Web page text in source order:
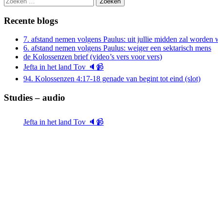
naar:
Recente blogs
7. afstand nemen volgens Paulus: uit jullie midden zal worden
6. afstand nemen volgens Paulus: weiger een sektarisch mens
de Kolossenzen brief (video’s vers voor vers)
Jefta in het land Tov 🔈📹
94. Kolossenzen 4:17-18 genade van begint tot eind (slot)
Studies – audio
Jefta in het land Tov 🔈📹